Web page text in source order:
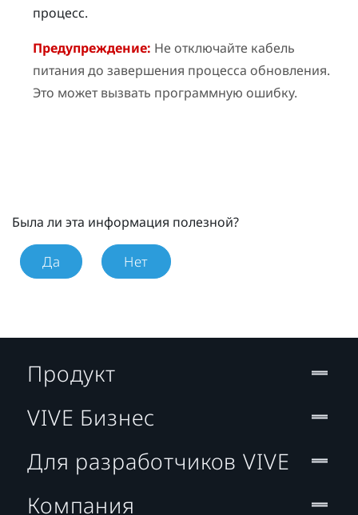
процесс.
Предупреждение: Не отключайте кабель
питания до завершения процесса обновления.
Это может вызвать программную ошибку.
Была ли эта информация полезной?
Да Нет
Продукт
VIVE Бизнес
Для разработчиков VIVE
Компания